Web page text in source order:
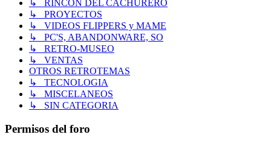
↳ RINCON DEL CACHURERO
↳ PROYECTOS
↳ VIDEOS FLIPPERS y MAME
↳ PC'S, ABANDONWARE, SO
↳ RETRO-MUSEO
↳ VENTAS
OTROS RETROTEMAS
↳ TECNOLOGIA
↳ MISCELANEOS
↳ SIN CATEGORIA
Permisos del foro